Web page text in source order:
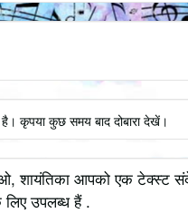
है। कृपया कुछ समय बाद दोबारा देखें।
शायंतिका आपको एक टेक्स्ट
उपलब्ध हैं .